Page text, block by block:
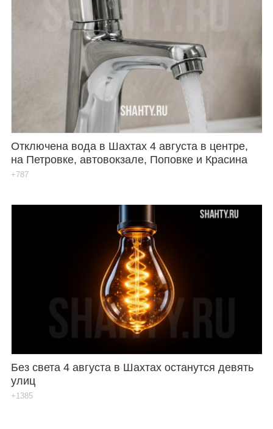
Отключена вода в Шахтах 4 августа в центре,
на Петровке, автовокзале, Поповке и Красина
+787
Без света 4 августа в Шахтах останутся девять
улиц
+1385